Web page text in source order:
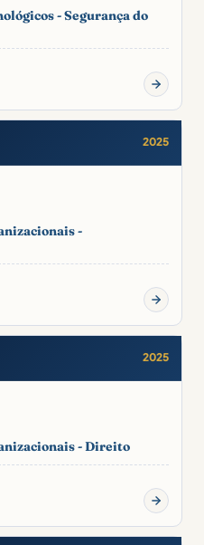
- Segurança do
2025
-
2025
- Direito